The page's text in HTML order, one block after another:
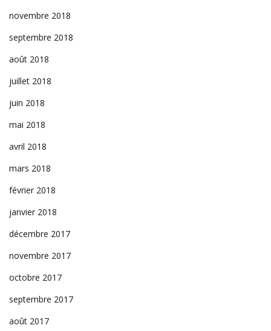
novembre 2018
septembre 2018
août 2018
juillet 2018
juin 2018
mai 2018
avril 2018
mars 2018
février 2018
janvier 2018
décembre 2017
novembre 2017
octobre 2017
septembre 2017
août 2017